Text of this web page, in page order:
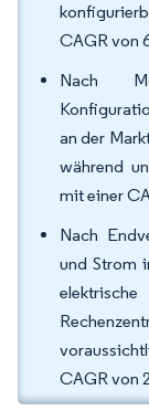
CAGR von
Nach
an der
während
mit einer
Nach
und Strom
CAGR von